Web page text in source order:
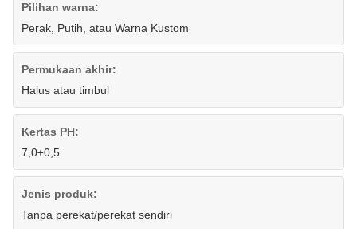
Pilihan warna:
Perak, Putih, atau Warna Kustom
Permukaan akhir:
Halus atau timbul
Kertas PH:
7,0±0,5
Jenis produk:
Tanpa perekat/perekat sendiri